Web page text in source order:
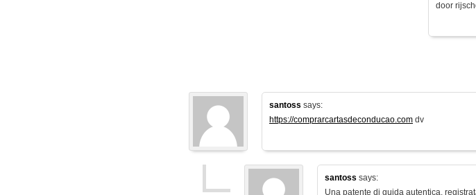
door
santoss says:
https://comprarcartasdeconducao.com dv
santoss says:
Una patente di guida autentica,